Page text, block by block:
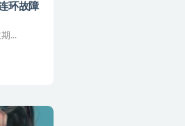
环故障
...